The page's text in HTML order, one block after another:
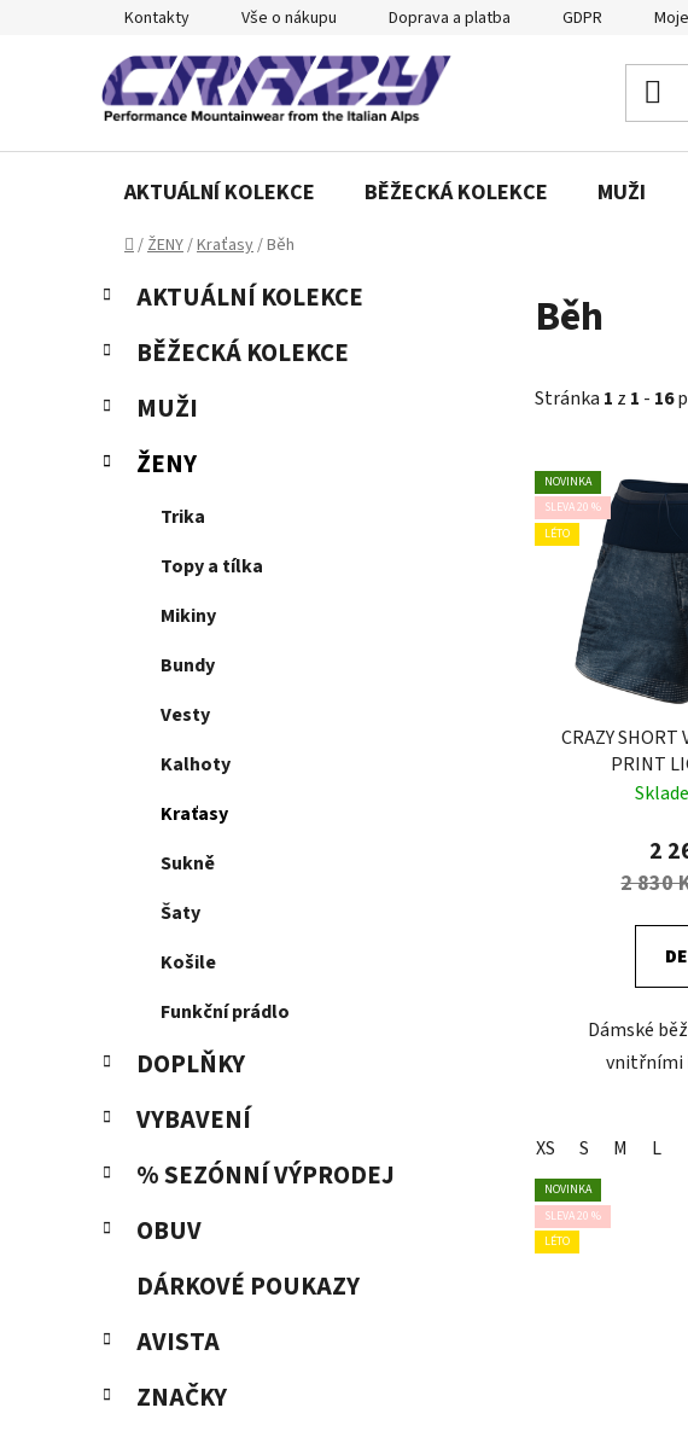
Kontakty Vše o nákupu Doprava a platba GDPR
AKTUÁLNÍ KOLEKCE BĚŽECKÁ KOLEKCE MUŽI
Domů
/ŽENY/Kraťasy/Běh
P
s
r
n
Přeskočit
kategorie
K
a
t
e
o
i
AKTUÁLNÍ KOLEKCE
BĚŽECKÁ KOLEKCE
MUŽI
ŽENY
Trika
Topy a tílka
Mikiny
Bundy
Vesty
Kalhoty
Kraťasy
Sukně
Šaty
Košile
Funkční prádlo
DOPLŇKY
VYBAVENÍ
% SEZÓNNÍ VÝPRODEJ
OBUV
DÁRKOVÉ POUKAZY
AVISTA
ZNAČKY
Běh
Stránka 1 z 1 - 16
V
ý
p
NOVINKA
SLEVA 20 %
LÉTO
CRAZY SHORT
PRINT
2
2 830
Dámské
vnitřními
XS S M L
NOVINKA
SLEVA 20 %
LÉTO